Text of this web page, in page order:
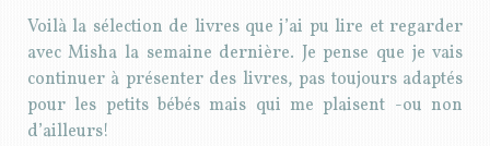
Voilà la sélection de livres que j’ai pu lire et regarder
avec Misha la semaine dernière. Je pense que je vais
continuer à présenter des livres, pas toujours adaptés
pour les petits bébés mais qui me plaisent -ou non
d’ailleurs!